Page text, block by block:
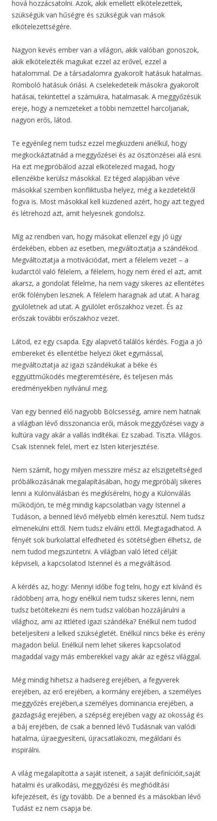
hová hozzácsatolni. Azok, akik emellett elkötelezettek,
szükségük van hűségre és szükségük van mások
elkötelezettségére.
Nagyon kevés ember van a világon, akik valóban gonoszok,
akik elkötelezték magukat ezzel az erővel, ezzel a
hatalommal. De a társadalomra gyakorolt hatásuk hatalmas.
Romboló hatásuk óriási. A cselekedeteik másokra gyakorolt
hatásai, tekintettel a számukra, hatalmasak. A meggyőzésük
ereje, hogy a nemzeteket a többi nemzettel harcoljanak,
nagyon erős, látod.
Te egyénileg nem tudsz ezzel megküzdeni anélkül, hogy
megkockáztatnád a meggyőzései és az ösztönzései alá esni.
Ha ezt megpróbálod azzal elkötelezed magad, hogy
ellenzékbe kerülsz másokkal. Ez téged alapjában véve
másokkal szemben konfliktusba helyez, még a kezdetektől
fogva is. Most másokkal kell küzdened azért, hogy azt tegyed
és létrehozd azt, amit helyesnek gondolsz.
Míg az rendben van, hogy másokat ellenzel egy jó ügy
érdekében, ebben az esetben, megváltoztatja a szándékod.
Megváltoztatja a motivációdat, mert a félelem vezet – a
kudarctól való félelem, a félelem, hogy nem éred el azt, amit
akarsz, a gondolat félelme, ha nem vagy sikeres az ellentétes
erők fölényben lesznek. A félelem haragnak ad utat. A harag
gyülöletnek ad utat. A gyülölet erőszakhoz vezet. És az
erőszak további erőszakhoz vezet.
Látod, ez egy csapda. Egy alapvető találós kérdés. Fogja a jó
embereket és ellentétbe helyezi őket egymással,
megváltoztatja az igazi szándékukat a béke és
eggyüttműködés megteremtésére, és teljesen más
eredményekben nyilvánul meg.
Van egy benned élő nagyobb Bölcsesség, amire nem hatnak
a világban lévő disszonancia erői, mások meggyőzései vagy a
kultúra vagy akár a vallás indítékai. Ez szabad. Tiszta. Világos.
Csak Istennek felel, mert ez Isten kiterjesztése.
Nem számít, hogy milyen messzire mész az elszigeteltséged
próbálkozásának megalapításában, hogy megpróbálj sikeres
lenni a Különválásban és megkísérelni, hogy a Különválás
működjön, te még mindig kapcsolatban vagy Istennel a
Tudáson, a benned lévő mélyebb elmén keresztül. Nem tudsz
elmenekülni ettől. Nem tudsz elválni ettől. Megtagadhatod. A
fényét sok burkolattal elfedheted és sötétségben élhetsz, de
nem tudod megszüntetni. A világban való léted célját
képviseli, a kapcsolatod Istennel és a megváltásod.
A kérdés az, hogy: Mennyi időbe fog telni, hogy ezt kívánd és
rádöbbenj arra, hogy enélkül nem tudsz sikeres lenni, nem
tudsz betöltekezni és nem tudsz valóban hozzájárulni a
világhoz, ami az ittléted igazi szándéka? Enélkül nem tudod
beteljesíteni a lelked szükségletét. Enélkül nincs béke és erény
magadon belül. Enélkül nem lehet sikeres kapcsolatod
magaddal vagy más emberekkel vagy akár az egész világgal.
Még mindig hihetsz a hadsereg erejében, a fegyverek
erejében, az erő erejében, a kormány erejében, a személyes
meggyőzés erejében,a személyes dominancia erejében, a
gazdagság erejében, a szépség erejében vagy az okosság és
a báj erejében, de csak a benned lévő Tudásnak van valódi
hatalma, újraegyesíteni, újracsatlakozni, megáldani és
inspirálni.
A világ megalapította a saját isteneit, a saját definícióit,saját
hatalmi és uralkodási, meggyőzési és meghódítási
kifejezéseit, és így tovább. De a benned és a másokban lévő
Tudást ez nem csapja be.